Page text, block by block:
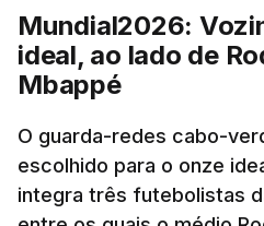
“Foi simplesmente surreal”,
dos turcos do Trabzonspor,
que fez Cabo Verde sonhar
participação numa fase
O ex-lateral do Benfica
“é um enorme orgulho e
Mundial2026:
ideal, ao lado de
Mbappé
O guarda-redes cabo-
escolhido para o onze
integra três futebolistas